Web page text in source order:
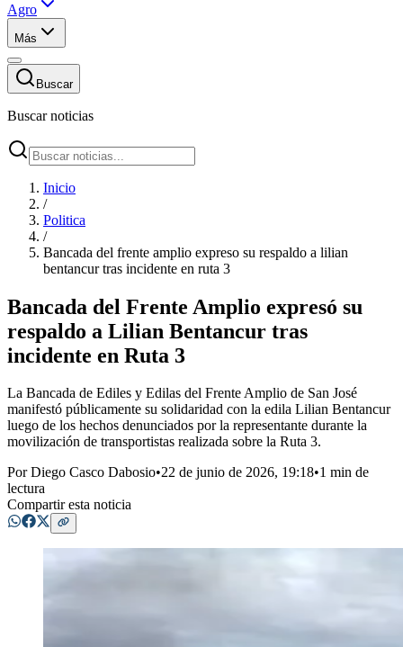
Agro
Más
Buscar
Buscar noticias
Inicio
/
Politica
/
Bancada del frente amplio expreso su respaldo a lilian
bentancur tras incidente en ruta 3
Bancada del Frente Amplio expresó su
respaldo a Lilian Bentancur tras
incidente en Ruta 3
La Bancada de Ediles y Edilas del Frente Amplio de San José
manifestó públicamente su solidaridad con la edila Lilian Bentancur
luego de los hechos denunciados por la representante durante la
movilización de transportistas realizada sobre la Ruta 3.
PorDiego Casco Dabosio•22 de junio de 2026, 19:18•1 min de
lectura
Compartir esta noticia